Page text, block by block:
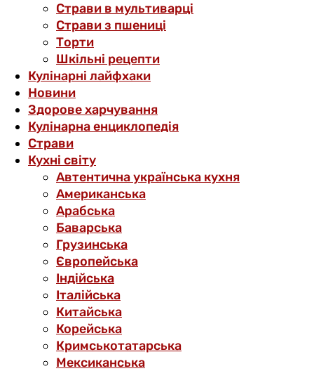
Страви в мультиварці
Страви з пшениці
Торти
Шкільні рецепти
Кулінарні лайфхаки
Новини
Здорове харчування
Кулінарна енциклопедія
Страви
Кухні світу
Автентична українська кухня
Американська
Арабська
Баварська
Грузинська
Європейська
Індійська
Італійська
Китайська
Корейська
Кримськотатарська
Мексиканська